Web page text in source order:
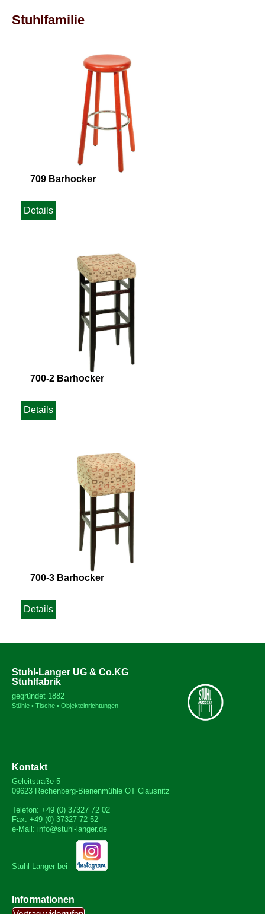
Stuhlfamilie
709 Barhocker
Details
700-2 Barhocker
Details
700-3 Barhocker
Details
Stuhl-Langer UG & Co.KG
Stuhlfabrik
gegründet 1882
Stühle • Tische • Objekteinrichtungen
Kontakt
Geleitstraße 5
09623 Rechenberg-Bienenmühle OT Clausnitz
Telefon: +49 (0) 37327 72 02
Fax: +49 (0) 37327 72 52
e-Mail: info@stuhl-langer.de
Stuhl Langer bei
Informationen